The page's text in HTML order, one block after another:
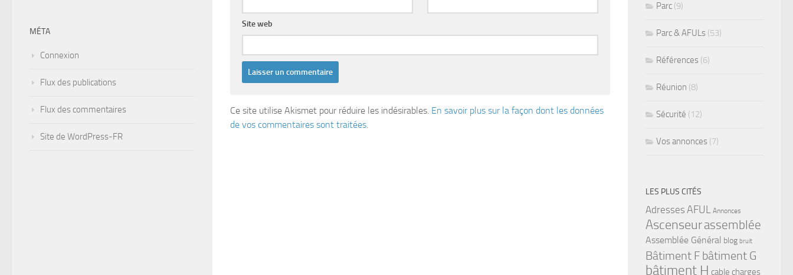
Site web
Ce site utilise Akismet pour réduire les indésirables. En savoir plus sur la façon dont les données
de vos commentaires sont traitées.
MÉTA
Connexion
Flux des publications
Flux des commentaires
Site de WordPress-FR
Parc (9)
Parc & AFULs (53)
Références (6)
Réunion (8)
Sécurité (12)
Vos annonces (7)
LES PLUS CITÉS
Adresses AFUL Annonces
Ascenseurassemblée
Assemblée Général blog bruit
Bâtiment F bâtiment G
bâtiment H cable charges